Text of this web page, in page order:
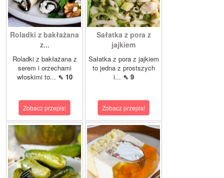
Roladki z bakłażana
z...
Roladki z bakłażana z
serem i orzechami
włoskimi to... ⇖ 10
Zobacz przepis!
Sałatka z pora z
jajkiem
Sałatka z pora z jajkiem
to jedna z prostszych
i... ⇖ 9
Zobacz przepis!